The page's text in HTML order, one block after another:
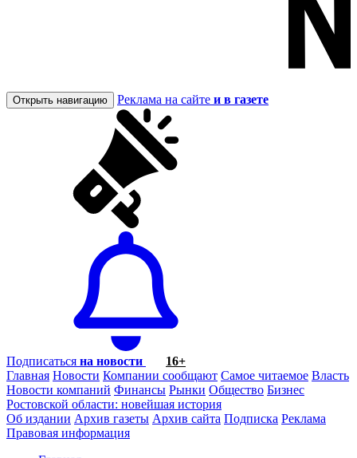
Открыть навигацию Реклама на сайте и в газете
Подписаться на новости
16+
Главная Новости Компании сообщают Самое читаемое Власть
Новости компаний Финансы Рынки Общество Бизнес
Ростовской области: новейшая история
Об издании Архив газеты Архив сайта Подписка Реклама
Правовая информация